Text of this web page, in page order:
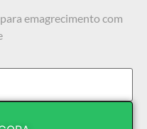
emagrecimento com